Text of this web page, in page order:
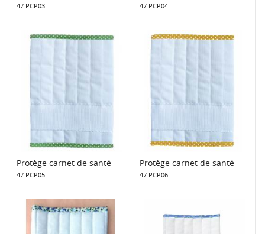
47 PCP03 47 PCP04
Protège carnet de santé
47 PCP05
Protège carnet de santé
47 PCP06